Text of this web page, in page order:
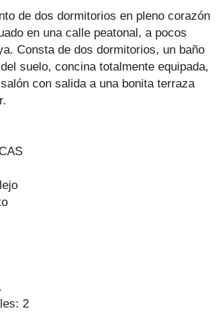
de dos dormitorios en pleno corazón
en una calle peatonal, a pocos
Consta de dos dormitorios, un baño
suelo, concina totalmente equipada,
con salida a una bonita terraza
2